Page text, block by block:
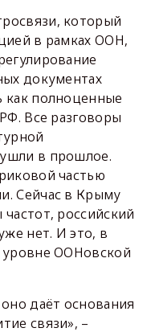
который
в рамках ООН,
документах
как полноценные
Все разговоры
в прошлое.
частью
Сейчас в Крыму
российский
нет. И это, в
ООНовской
даёт основания
связи», –